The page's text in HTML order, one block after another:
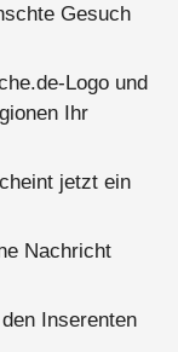
Gesuch
Logo und
Ihr
jetzt ein
Nachricht
Inserenten